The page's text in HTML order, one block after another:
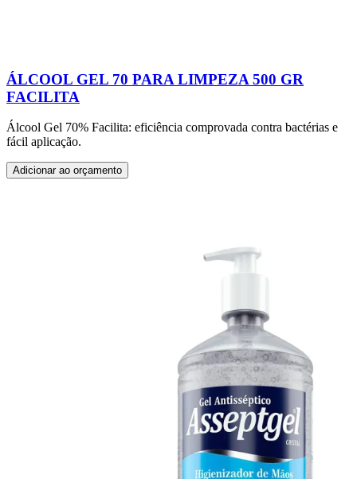
ÁLCOOL GEL 70 PARA LIMPEZA 500 GR
FACILITA
Álcool Gel 70% Facilita: eficiência comprovada contra bactérias e
fácil aplicação.
Adicionar ao orçamento